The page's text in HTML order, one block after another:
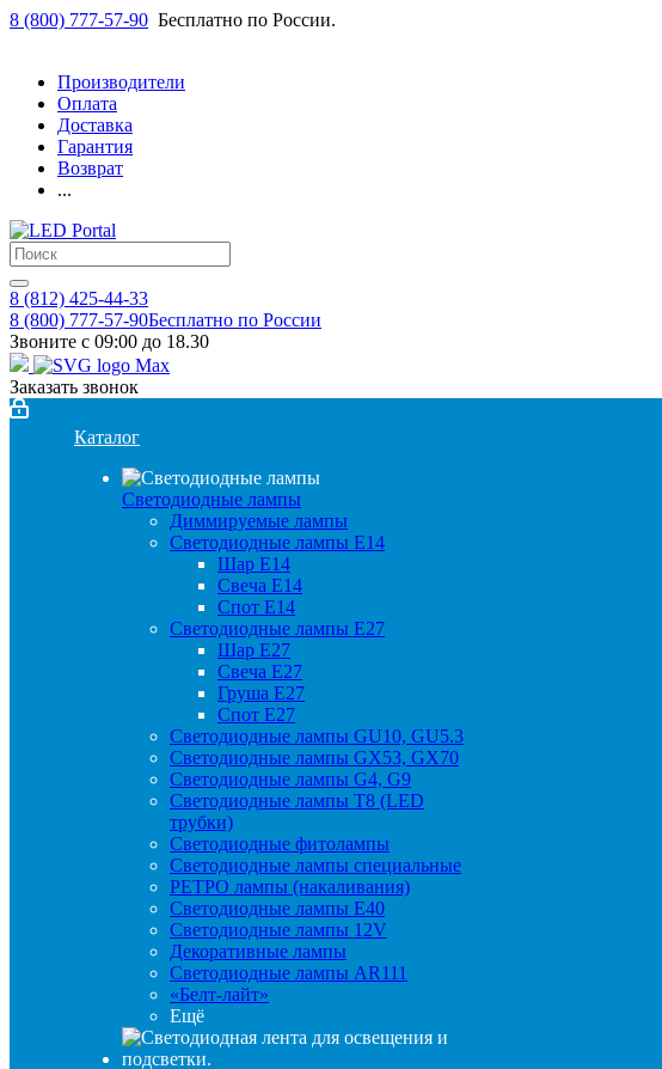
8 (800) 777-57-90 Бесплатно по России.
Производители
Оплата
Доставка
Гарантия
Возврат
...
8 (812) 425-44-33
8 (800) 777-57-90Бесплатно по России
Звоните с 09:00 до 18.30
Заказать звонок
Каталог
Светодиодные лампы
Диммируемые лампы
Светодиодные лампы Е14
Шар Е14
Свеча Е14
Спот Е14
Светодиодные лампы Е27
Шар Е27
Свеча Е27
Груша Е27
Спот Е27
Светодиодные лампы GU10, GU5.3
Светодиодные лампы GX53, GX70
Светодиодные лампы G4, G9
Светодиодные лампы Т8 (LED
трубки)
Светодиодные фитолампы
Светодиодные лампы специальные
РЕТРО лампы (накаливания)
Светодиодные лампы E40
Светодиодные лампы 12V
Декоративные лампы
Светодиодные лампы AR111
«Белт-лайт»
Ещё